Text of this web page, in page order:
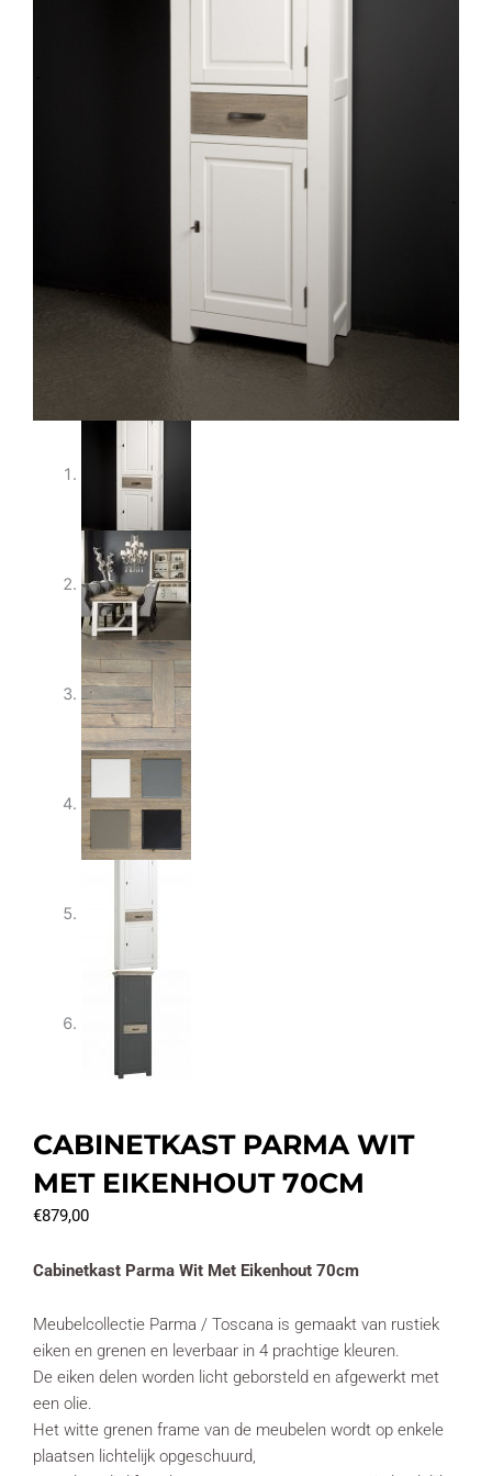
CABINETKAST PARMA WIT
MET EIKENHOUT 70CM
€879,00
Cabinetkast Parma Wit Met Eikenhout 70cm
Meubelcollectie Parma / Toscana is gemaakt van rustiek
eiken en grenen en leverbaar in 4 prachtige kleuren.
De eiken delen worden licht geborsteld en afgewerkt met
een olie.
Het witte grenen frame van de meubelen wordt op enkele
plaatsen lichtelijk opgeschuurd,